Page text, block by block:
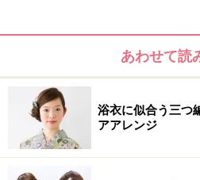
髪全体を巻いてからハーフアップに
1. まず髪全体を根元までコテ
ンでゆるいハーフアップにし
まわりの後れ毛は残しておきま
あわせて読
浴衣に似合う三つ
アアレンジ